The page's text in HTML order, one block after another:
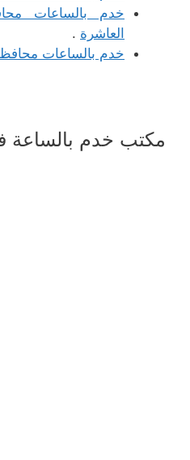
خدم بالساعات
العاشرة .
خدم بالساعات
مكتب خدم بالساعة